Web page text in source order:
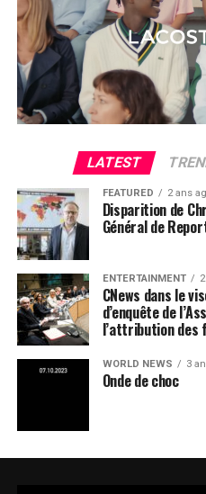
LATEST
FEATURED 2 ans
Disparition de
Général de
ENTERTAINMENT
CNews dans le
d’enquête de
l’attribution des
WORLD NEWS 3
Onde de choc